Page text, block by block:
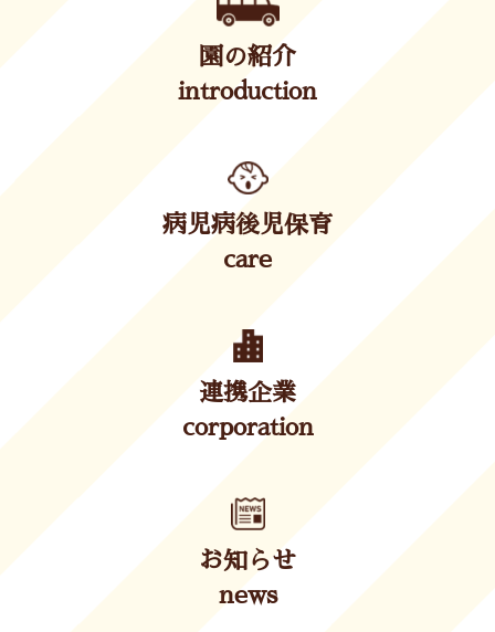
園の紹介
introduction
病児病後児保育
care
連携企業
corporation
お知らせ
news